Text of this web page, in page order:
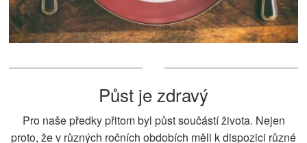
Půst je zdravý
Pro naše předky přitom byl půst součástí života. Nejen
proto, že v různých ročních obdobích měli k dispozici různé